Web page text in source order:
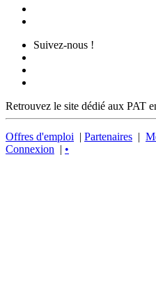
Suivez-nous !
Retrouvez le site dédié aux PAT
Offres d'emploi | Partenaires |
Connexion | •